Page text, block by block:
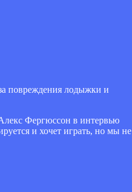
повреждения лодыжки и
Фергюссон в интервью
и хочет играть, но мы не